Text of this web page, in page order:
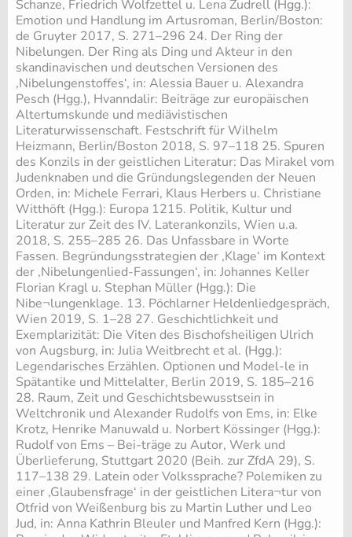
Schanze, Friedrich Wolfzettel u. Lena Zudrell (Hgg.):
Emotion und Handlung im Artusroman, Berlin/Boston:
de Gruyter 2017, S. 271–296 24. Der Ring der
Nibelungen. Der Ring als Ding und Akteur in den
skandinavischen und deutschen Versionen des
‚Nibelungenstoffes‘, in: Alessia Bauer u. Alexandra
Pesch (Hgg.), Hvanndalir: Beiträge zur europäischen
Altertumskunde und mediävistischen
Literaturwissenschaft. Festschrift für Wilhelm
Heizmann, Berlin/Boston 2018, S. 97–118 25. Spuren
des Konzils in der geistlichen Literatur: Das Mirakel vom
Judenknaben und die Gründungslegenden der Neuen
Orden, in: Michele Ferrari, Klaus Herbers u. Christiane
Witthöft (Hgg.): Europa 1215. Politik, Kultur und
Literatur zur Zeit des IV. Laterankonzils, Wien u.a.
2018, S. 255–285 26. Das Unfassbare in Worte
Fassen. Begründungsstrategien der ‚Klage‘ im Kontext
der ‚Nibelungenlied-Fassungen‘, in: Johannes Keller
Florian Kragl u. Stephan Müller (Hgg.): Die
Nibe¬lungenklage. 13. Pöchlarner Heldenliedgespräch,
Wien 2019, S. 1–28 27. Geschichtlichkeit und
Exemplarizität: Die Viten des Bischofsheiligen Ulrich
von Augsburg, in: Julia Weitbrecht et al. (Hgg.):
Legendarisches Erzählen. Optionen und Model-le in
Spätantike und Mittelalter, Berlin 2019, S. 185–216
28. Raum, Zeit und Geschichtsbewusstsein in
Weltchronik und Alexander Rudolfs von Ems, in: Elke
Krotz, Henrike Manuwald u. Norbert Kössinger (Hgg.):
Rudolf von Ems – Bei-träge zu Autor, Werk und
Überlieferung, Stuttgart 2020 (Beih. zur ZfdA 29), S.
117–138 29. Latein oder Volkssprache? Polemiken zu
einer ‚Glaubensfrage‘ in der geistlichen Litera¬tur von
Otfrid von Weißenburg bis zu Martin Luther und Leo
Jud, in: Anna Kathrin Bleuler und Manfred Kern (Hgg.):